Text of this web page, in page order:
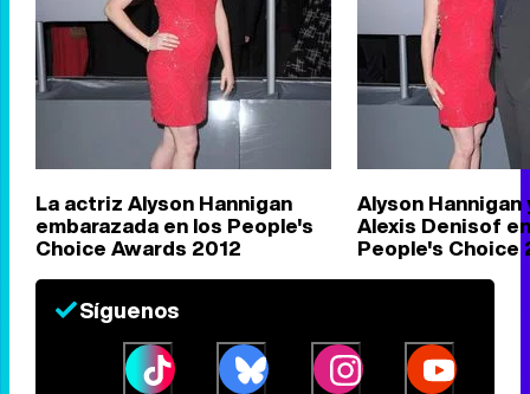
La actriz Alyson Hannigan
embarazada en los People's
Choice Awards 2012
Alyson Hannigan
Alexis Denisof
People's Choice
Síguenos